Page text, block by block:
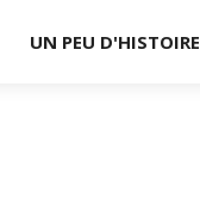
UN PEU D'HISTOIRE